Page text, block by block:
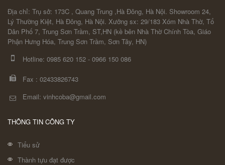
Địa chỉ: Trụ sở: 173C , Quang Trung ,Hà Đông, Hà Nội. Showroom 24,
Lý Thường Kiệt, Hà Đông, Hà Nội. Xưởng sx: 29/183 Xóm Nhà Thờ, Tổ
Dân Phố 7, Trung Sơn Trầm, ST,HN (kề bên Nhà Thờ Chính Tòa, Giáo
Phận Hưng Hóa, Trung Sơn Trầm, Sơn Tây, HN)
Hotline: 0985 620 152 - 0966 150 086
Fax : 02433826743
Email: vinhcoba@gmail.com
THÔNG TIN CÔNG TY
Tiểu sử
Thành tựu đạt được